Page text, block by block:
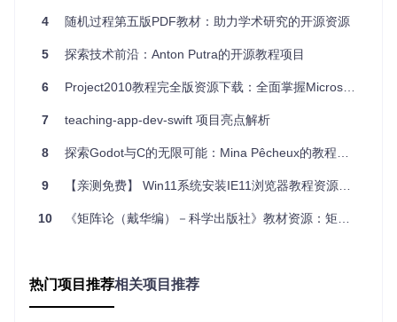
构建完成后，您可以运行示例程序来验证安装是否成功：
2.5 基本使用示例
以下是一个简单的使用 Shadesmar 发送和接收消息的示例代
#include <shadesmar/pubsub/publisher.h>
#include <iostream>
    shm::
pubsub::Publisher<shm::memory::SharedBuffer>
4 随机过程第五版PDF教材：助力学术研究的开源资源
5 探索技术前沿：Anton Putra的开源教程项目
6 Project2010教程完全版资源下载：全面掌握Microsoft Project 2010
7 teaching-app-dev-swift 项目亮点解析
8 探索Godot与C的无限可能：Mina Pêcheux的教程宝库
9 【亲测免费】 Win11系统安装IE11浏览器教程资源文件推荐
10 《矩阵论（戴华编）－科学出版社》教材资源：矩阵理论学习的利器
热门项目推荐相关项目推荐